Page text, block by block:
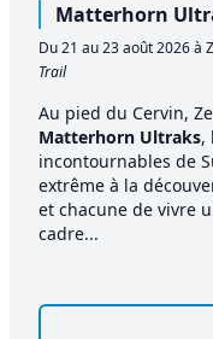
Matterhorn
Du 21 au 23 août 2026 à
Trail
Au pied du Cervin,
Matterhorn Ultraks,
incontournables de
extrême à la
et chacune de vivre
cadre...